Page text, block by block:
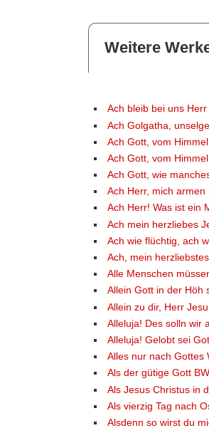
Weitere
Ach bleib bei uns
Ach Golgatha,
Ach Gott, vom
Ach Gott, vom
Ach Gott, wie
Ach Herr, mich
Ach Herr! Was ist ein
Ach mein herzliebes
Ach wie flüchtig, ach
Ach, mein
Alle Menschen
Allein Gott in der Höh
Allein zu dir, Herr
Alleluja! Des solln wir
Alleluja! Gelobt sei
Alles nur nach Gottes
Als der gütige Gott
Als Jesus Christus in
Als vierzig Tag nach
Alsdenn so wirst du